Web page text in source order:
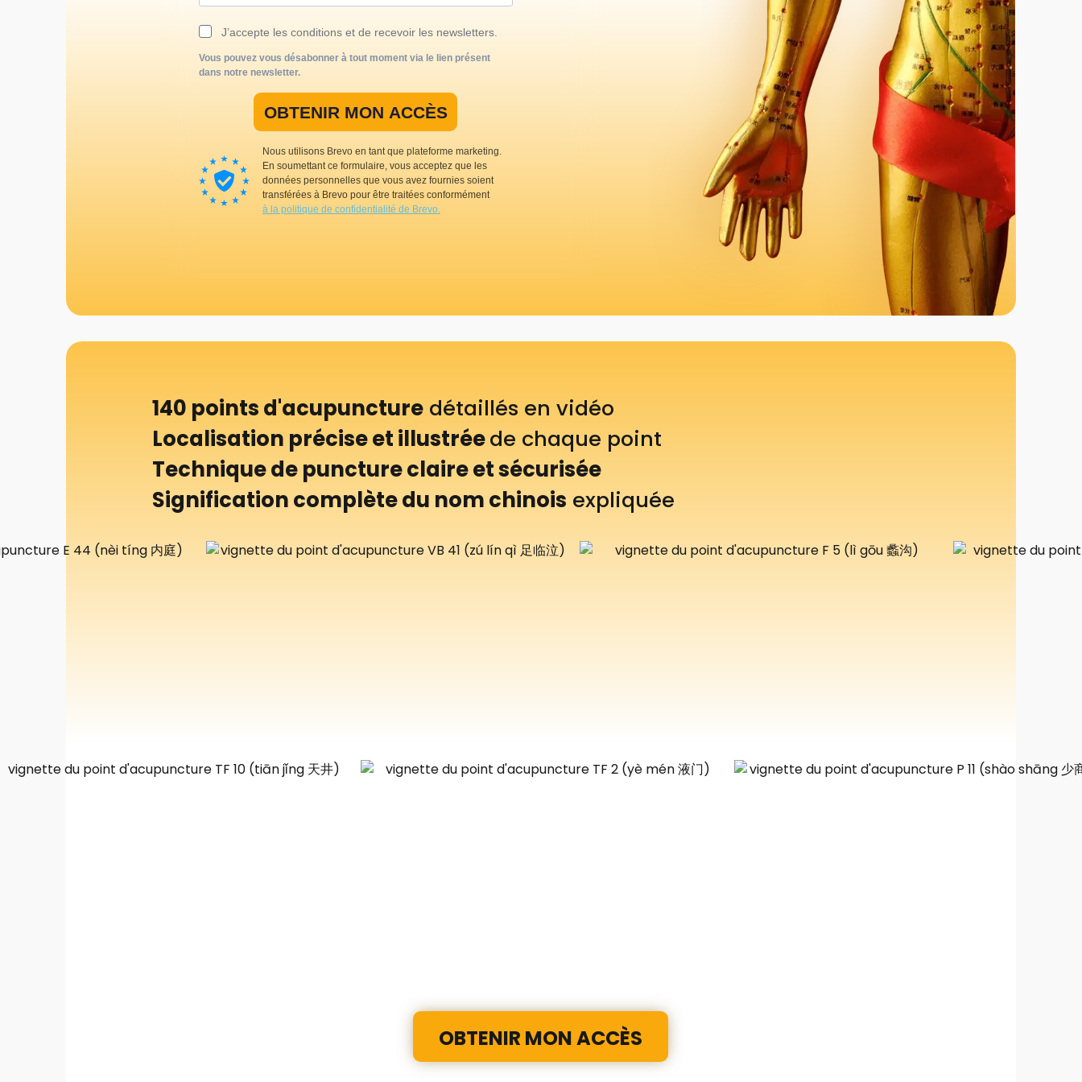
J’accepte les conditions et de recevoir les newsletters.
Vous pouvez vous désabonner à tout moment via le lien présent
dans notre newsletter.
OBTENIR MON ACCÈS
Nous utilisons Brevo en tant que plateforme marketing.
En soumettant ce formulaire, vous acceptez que les
données personnelles que vous avez fournies soient
transférées à Brevo pour être traitées conformément
à la politique de confidentialité de Brevo.
140 points d'acupuncturedétaillés en vidéo
Localisation précise et illustréede chaque point
Technique de puncture claire et sécurisée
Signification complète du nom chinois expliquée
OBTENIR MON ACCÈS